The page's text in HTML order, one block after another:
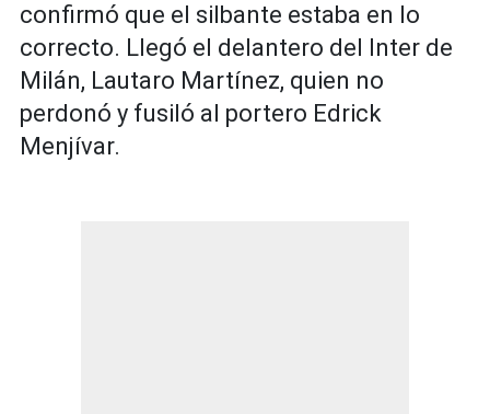
confirmó que el silbante estaba en lo
correcto. Llegó el delantero del Inter de
Milán, Lautaro Martínez, quien no
perdonó y fusiló al portero Edrick
Menjívar.